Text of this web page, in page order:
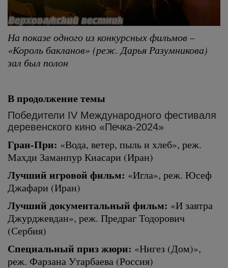
На показе одного из конкурсных фильмов –
«Король бакланов» (реж. Дарья Разумникова)
зал был полон
В продолжение темы
Победители IV Международного фестиваля
деревенского кино «Печка-2024»
Гран-При: «Вода, ветер, пыль и хлеб», реж.
Махди Заманпур Киасари (Иран)
Лучший игровой фильм: «Игла», реж. Юсеф
Джафари (Иран)
Лучший документальный фильм: «И завтра
Джурджевдан», реж. Предраг Тодорович
(Сербия)
Специальный приз жюри: «Нигез (Дом)»,
реж. Фарзана Утарбаева (Россия)